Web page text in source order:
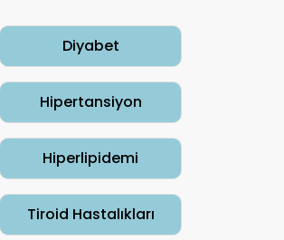
Diyabet
Hipertansiyon
Hiperlipidemi
Tiroid Hastalıkları